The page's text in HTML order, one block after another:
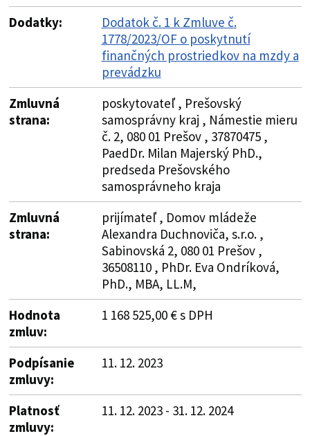
Dodatky:
Dodatok č. 1 k Zmluve č.
1778/2023/OF o poskytnutí
finančných prostriedkov na mzdy a
prevádzku
Zmluvná
strana:
poskytovateľ , Prešovský
samosprávny kraj , Námestie mieru
č. 2, 080 01 Prešov , 37870475 ,
PaedDr. Milan Majerský PhD.,
predseda Prešovského
samosprávneho kraja
Zmluvná
strana:
prijímateľ , Domov mládeže
Alexandra Duchnoviča, s.r.o. ,
Sabinovská 2, 080 01 Prešov ,
36508110 , PhDr. Eva Ondríková,
PhD., MBA, LL.M,
Hodnota
zmluv:
1 168 525,00 € s DPH
Podpísanie
zmluvy:
11. 12. 2023
Platnosť
zmluvy:
11. 12. 2023 - 31. 12. 2024